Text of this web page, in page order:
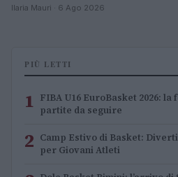
Ilaria Mauri · 6 Ago 2026
PIÙ LETTI
1 FIBA U16 EuroBasket 2026:
partite da seguire
2 Camp Estivo di Basket:
per Giovani Atleti